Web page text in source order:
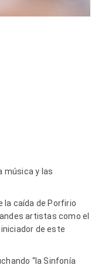
música y las
la caída de Porfirio
artistas como el
de este
“la Sinfonía